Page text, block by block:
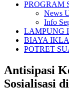
PROGRAM
News
Info
LAMPUNG
BIAYA
POTRET
Antisipasi
Sosialisasi